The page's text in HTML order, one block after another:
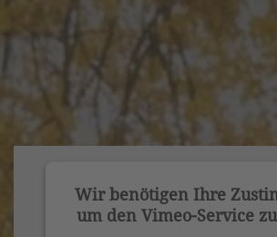
Wir benötigen Ihre
um den Vimeo-Service